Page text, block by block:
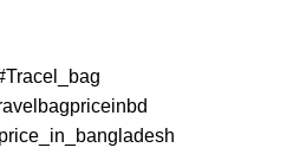
#Tracel_bag